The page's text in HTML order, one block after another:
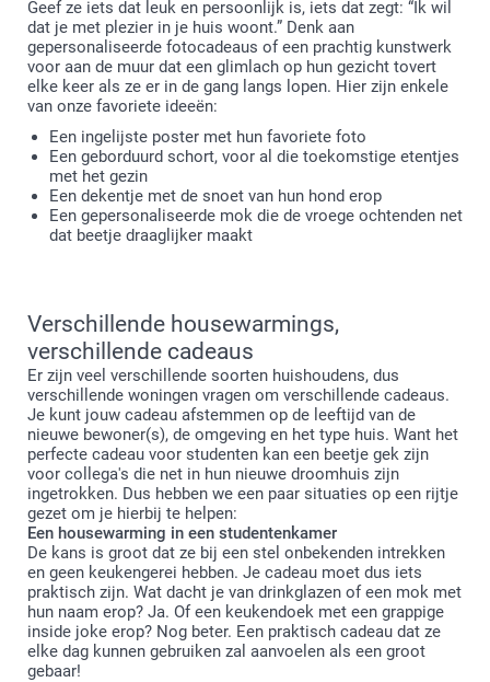
Geef ze iets dat leuk en persoonlijk is, iets dat zegt: “Ik wil
dat je met plezier in je huis woont.” Denk aan
gepersonaliseerde fotocadeaus of een prachtig kunstwerk
voor aan de muur dat een glimlach op hun gezicht tovert
elke keer als ze er in de gang langs lopen. Hier zijn enkele
van onze favoriete ideeën:
Een ingelijste poster met hun favoriete foto
Een geborduurd schort, voor al die toekomstige etentjes
met het gezin
Een dekentje met de snoet van hun hond erop
Een gepersonaliseerde mok die de vroege ochtenden net
dat beetje draaglijker maakt
Verschillende housewarmings,
verschillende cadeaus
Er zijn veel verschillende soorten huishoudens, dus
verschillende woningen vragen om verschillende cadeaus.
Je kunt jouw cadeau afstemmen op de leeftijd van de
nieuwe bewoner(s), de omgeving en het type huis. Want het
perfecte cadeau voor studenten kan een beetje gek zijn
voor collega's die net in hun nieuwe droomhuis zijn
ingetrokken. Dus hebben we een paar situaties op een rijtje
gezet om je hierbij te helpen:
Een housewarming in een studentenkamer
De kans is groot dat ze bij een stel onbekenden intrekken
en geen keukengerei hebben. Je cadeau moet dus iets
praktisch zijn. Wat dacht je van drinkglazen of een mok met
hun naam erop? Ja. Of een keukendoek met een grappige
inside joke erop? Nog beter. Een praktisch cadeau dat ze
elke dag kunnen gebruiken zal aanvoelen als een groot
gebaar!